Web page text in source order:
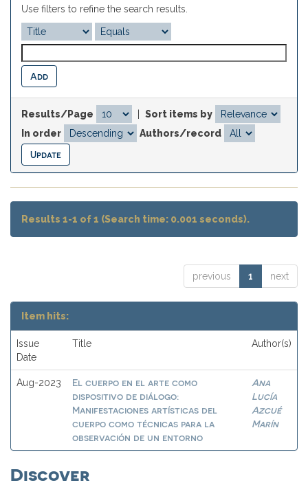
Use filters to refine the search results.
Results/Page
Sort items by
In order
Authors/record
Results 1-1 of 1 (Search time: 0.001 seconds).
previous 1 next
Item hits:
Issue
Date
Title Author(s)
Aug-2023
El cuerpo en el arte como
dispositivo de diálogo:
Manifestaciones artísticas del
cuerpo como técnicas para la
observación de un entorno
Ana
Lucía
Azcué
Marín
Discover